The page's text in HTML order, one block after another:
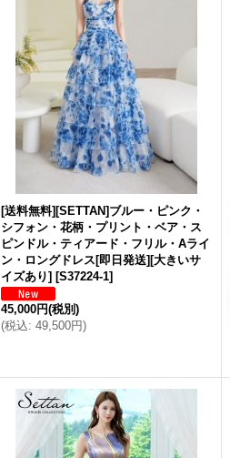
[送料無料][SETTAN]ブルー・ピンク・
シフォン・花柄・プリント・ベア・ス
ピンドル・ティアード・フリル・Aライ
ン・ロングドレス[即日発送][大きいサ
イズあり] [S37224-1]
45,000円(税別)
(税込: 49,500円)